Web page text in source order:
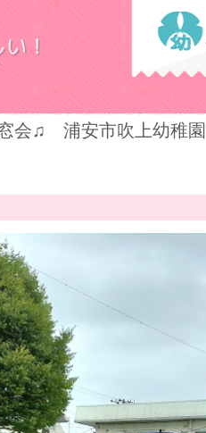
！
会♫ 浦安市吹上幼稚園